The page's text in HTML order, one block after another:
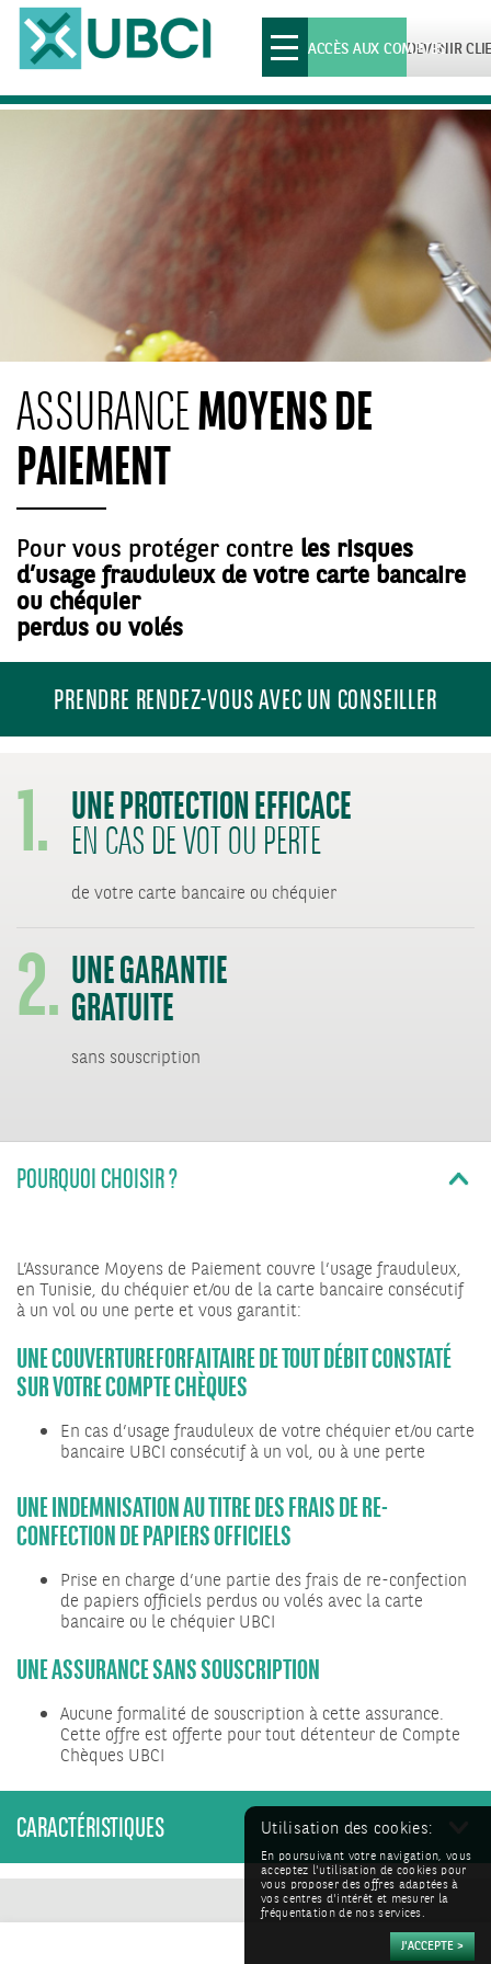
Toggle
navigationDEVENIR
ACCÈS AUX COMPTES
ASSURANCEMOYENS DE
PAIEMENT
Pour vous protéger contre les risques
d’usage frauduleux de votre carte bancaire
ou chéquier
perdus ou volés
PRENDRE RENDEZ-VOUS AVEC UN CONSEILLER
1. UNE PROTECTION EFFICACE
EN CAS DE VOT OU PERTE
de votre carte bancaire ou chéquier
2.UNE GARANTIE
GRATUITE
sans souscription
POURQUOI CHOISIR ?
L’Assurance Moyens de Paiement couvre l’usage frauduleux,
en Tunisie, du chéquier et/ou de la carte bancaire consécutif
à un vol ou une perte et vous garantit:
UNE COUVERTURE FORFAITAIRE DE TOUT DÉBIT CONSTATÉ
SUR VOTRE COMPTE CHÈQUES
En cas d’usage frauduleux de votre chéquier et/ou carte
bancaire UBCI consécutif à un vol, ou à une perte
UNE INDEMNISATION AU TITRE DES FRAIS DE RE-
CONFECTION DE PAPIERS OFFICIELS
Prise en charge d’une partie des frais de re-confection
de papiers officiels perdus ou volés avec la carte
bancaire ou le chéquier UBCI
UNE ASSURANCE SANS SOUSCRIPTION
Aucune formalité de souscription à cette assurance.
Cette offre est offerte pour tout détenteur de Compte
Chèques UBCI
CARACTÉRISTIQUES Utilisation des cookies:
En poursuivant votre navigation, vous
acceptez l'utilisation de cookies pour
vous proposer des offres adaptées à
vos centres d'intérêt et mesurer la
fréquentation de nos services.